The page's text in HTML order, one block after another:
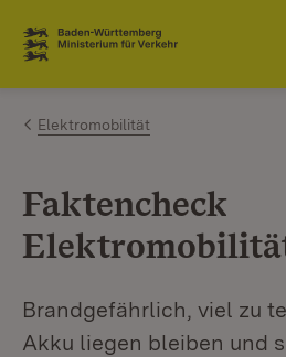
Zum Inhalt springen
Link zur Startseite
Elektromobilität
Faktencheck
Brandgefährlich, viel zu
Akku liegen bleiben und